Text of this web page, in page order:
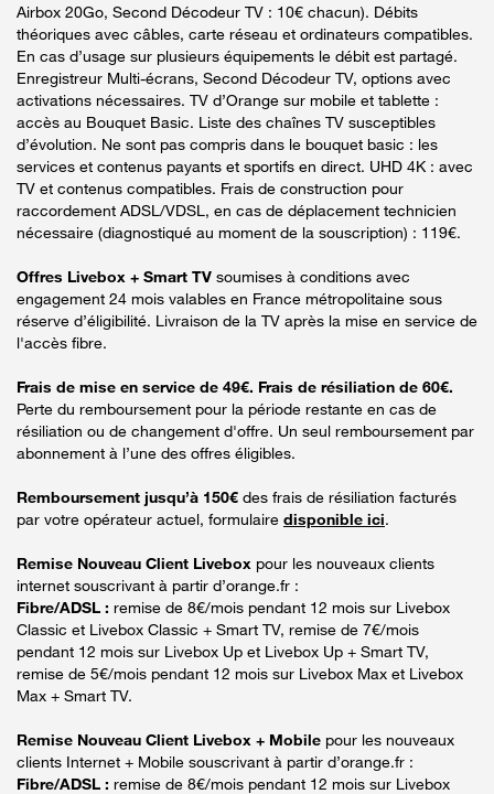
Airbox 20Go, Second Décodeur TV : 10€ chacun). Débits
théoriques avec câbles, carte réseau et ordinateurs compatibles.
En cas d’usage sur plusieurs équipements le débit est partagé.
Enregistreur Multi-écrans, Second Décodeur TV, options avec
activations nécessaires. TV d’Orange sur mobile et tablette :
accès au Bouquet Basic. Liste des chaînes TV susceptibles
d’évolution. Ne sont pas compris dans le bouquet basic : les
services et contenus payants et sportifs en direct. UHD 4K : avec
TV et contenus compatibles. Frais de construction pour
raccordement ADSL/VDSL, en cas de déplacement technicien
nécessaire (diagnostiqué au moment de la souscription) : 119€.
Offres Livebox + Smart TV soumises à conditions avec
engagement 24 mois valables en France métropolitaine sous
réserve d’éligibilité. Livraison de la TV après la mise en service de
l'accès fibre.
Frais de mise en service de 49€. Frais de résiliation de 60€.
Perte du remboursement pour la période restante en cas de
résiliation ou de changement d'offre. Un seul remboursement par
abonnement à l’une des offres éligibles.
Remboursement jusqu’à 150€ des frais de résiliation facturés
par votre opérateur actuel, formulaire disponible ici.
Remise Nouveau Client Livebox pour les nouveaux clients
internet souscrivant à partir d’orange.fr :
Fibre/ADSL : remise de 8€/mois pendant 12 mois sur Livebox
Classic et Livebox Classic + Smart TV, remise de 7€/mois
pendant 12 mois sur Livebox Up et Livebox Up + Smart TV,
remise de 5€/mois pendant 12 mois sur Livebox Max et Livebox
Max + Smart TV.
Remise Nouveau Client Livebox + Mobile pour les nouveaux
clients Internet + Mobile souscrivant à partir d’orange.fr :
Fibre/ADSL : remise de 8€/mois pendant 12 mois sur Livebox